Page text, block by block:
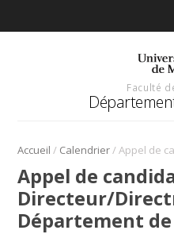
Faculté
Accueil / Calendrier/
Appel de
Directeur/
Département